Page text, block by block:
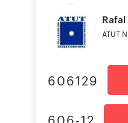
Rafal
ATUT
606129
606-12